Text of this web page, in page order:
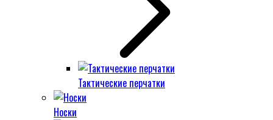
Тактические перчатки
Носки